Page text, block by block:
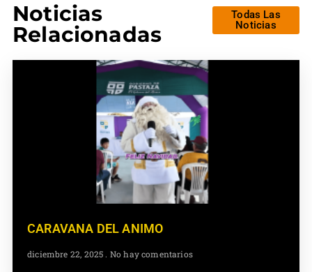
Noticias
Relacionadas
Todas Las
Noticias
CARAVANA DEL ANIMO
diciembre 22, 2025 No hay comentarios